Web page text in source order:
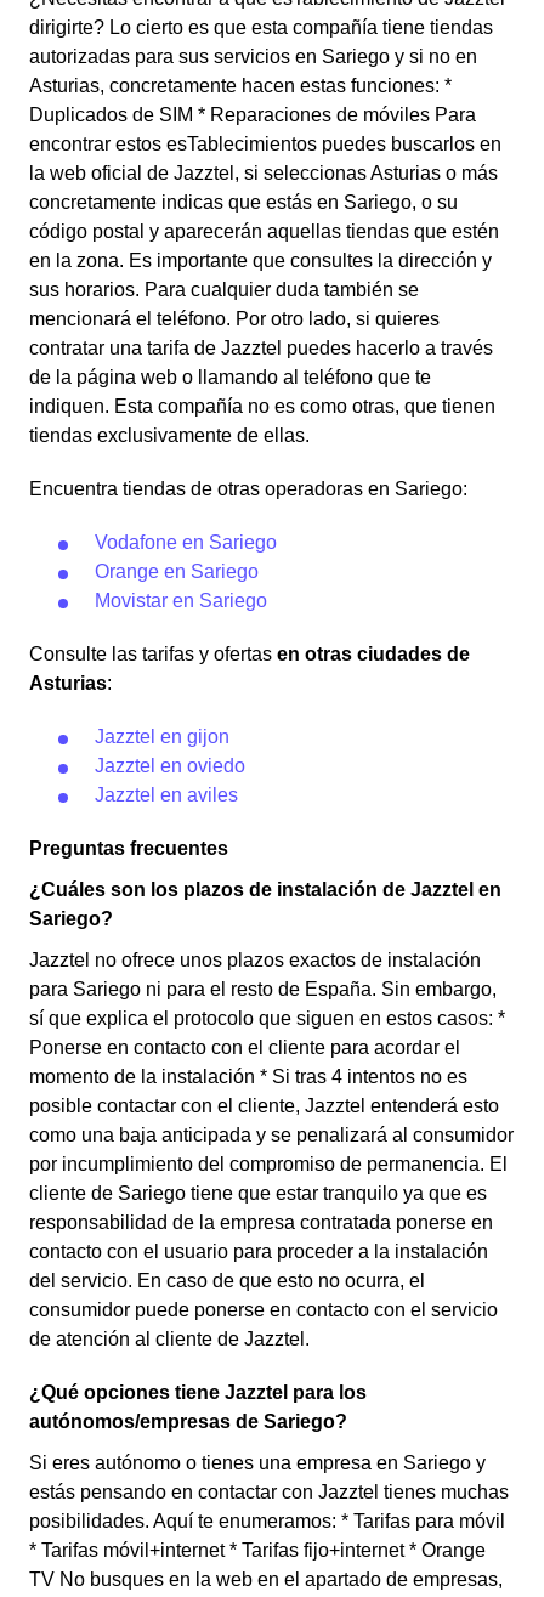
dirigirte? Lo cierto es que esta compañía tiene tiendas
autorizadas para sus servicios en Sariego y si no en
Asturias, concretamente hacen estas funciones: *
Duplicados de SIM * Reparaciones de móviles Para
encontrar estos esTablecimientos puedes buscarlos en
la web oficial de Jazztel, si seleccionas Asturias o más
concretamente indicas que estás en Sariego, o su
código postal y aparecerán aquellas tiendas que estén
en la zona. Es importante que consultes la dirección y
sus horarios. Para cualquier duda también se
mencionará el teléfono. Por otro lado, si quieres
contratar una tarifa de Jazztel puedes hacerlo a través
de la página web o llamando al teléfono que te
indiquen. Esta compañía no es como otras, que tienen
tiendas exclusivamente de ellas.
Encuentra tiendas de otras operadoras en Sariego:
Vodafone en Sariego
Orange en Sariego
Movistar en Sariego
Consulte las tarifas y ofertas en otras ciudades de
Asturias:
Jazztel en gijon
Jazztel en oviedo
Jazztel en aviles
Preguntas frecuentes
¿Cuáles son los plazos de instalación de Jazztel en
Sariego?
Jazztel no ofrece unos plazos exactos de instalación
para Sariego ni para el resto de España. Sin embargo,
sí que explica el protocolo que siguen en estos casos: *
Ponerse en contacto con el cliente para acordar el
momento de la instalación * Si tras 4 intentos no es
posible contactar con el cliente, Jazztel entenderá esto
como una baja anticipada y se penalizará al consumidor
por incumplimiento del compromiso de permanencia. El
cliente de Sariego tiene que estar tranquilo ya que es
responsabilidad de la empresa contratada ponerse en
contacto con el usuario para proceder a la instalación
del servicio. En caso de que esto no ocurra, el
consumidor puede ponerse en contacto con el servicio
de atención al cliente de Jazztel.
¿Qué opciones tiene Jazztel para los
autónomos/empresas de Sariego?
Si eres autónomo o tienes una empresa en Sariego y
estás pensando en contactar con Jazztel tienes muchas
posibilidades. Aquí te enumeramos: * Tarifas para móvil
* Tarifas móvil+internet * Tarifas fijo+internet * Orange
TV No busques en la web en el apartado de empresas,